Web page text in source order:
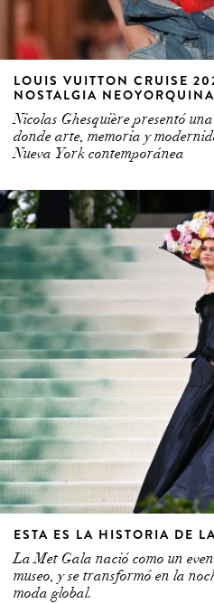
LOUIS VUITTON CRUISE
NOSTALGIA NEOYORQUINA
Nicolas Ghesquière presentó
donde arte, memoria y
Nueva York contemporánea
ESTA ES LA HISTORIA DE
La Met Gala nació como un
museo, y se transformó en la
moda global.